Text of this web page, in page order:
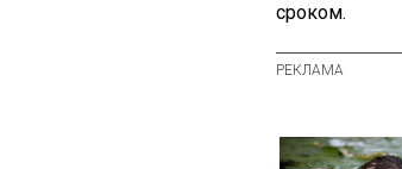
сроком.